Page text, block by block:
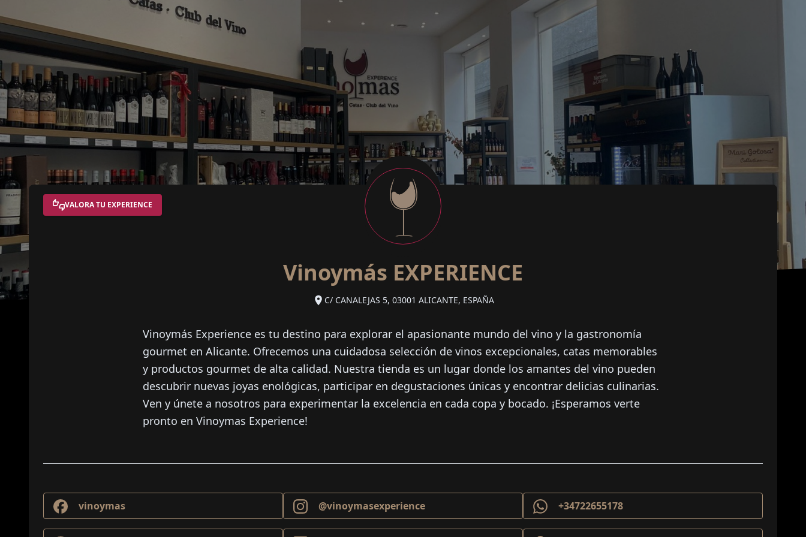
VALORA TU EXPERIENCE
Vinoymás EXPERIENCE
C/ CANALEJAS 5, 03001 ALICANTE, ESPAÑA
Vinoymás Experience es tu destino para explorar el apasionante mundo del vino y la gastronomía
gourmet en Alicante. Ofrecemos una cuidadosa selección de vinos excepcionales, catas memorables
y productos gourmet de alta calidad. Nuestra tienda es un lugar donde los amantes del vino pueden
descubrir nuevas joyas enológicas, participar en degustaciones únicas y encontrar delicias culinarias.
Ven y únete a nosotros para experimentar la excelencia en cada copa y bocado. ¡Esperamos verte
pronto en Vinoymas Experience!
vinoymas @vinoymasexperience +34722655178